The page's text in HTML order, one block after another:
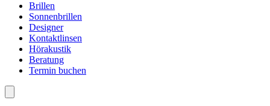
Brillen
Sonnenbrillen
Designer
Kontaktlinsen
Hörakustik
Beratung
Termin buchen